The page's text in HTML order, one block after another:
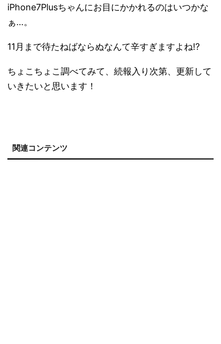
iPhone7Plusちゃんにお目にかかれるのはいつかな
ぁ…。
11月まで待たねばならぬなんて辛すぎますよね!?
ちょこちょこ調べてみて、続報入り次第、更新して
いきたいと思います！
関連コンテンツ